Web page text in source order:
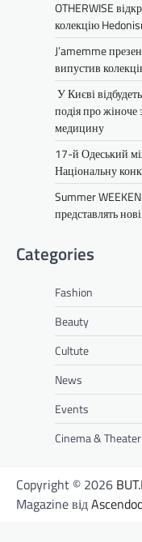
OTHERWISE
колекцію
J’amemme
випустив
У Києві
подія про жіноче
медицину
17-й Одеський
Національну
Summer
представлять
Categories
Fashion
Beauty
Cultute
News
Events
Cinema & Theater
Copyright © 2026
Magazine від